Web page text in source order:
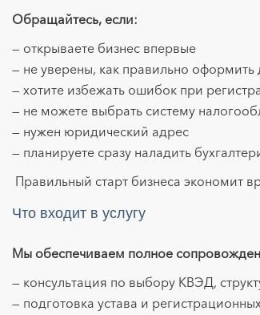
Обращайтесь, если:
— открываете бизнес впервые
— не уверены, как правильно оформить
— хотите избежать ошибок при
— не можете выбрать систему
— нужен юридический адрес
— планируете сразу наладить
Правильный старт бизнеса экономит
Что входит в услугу
Мы обеспечиваем полное
— консультация по выбору КВЭД,
— подготовка устава и